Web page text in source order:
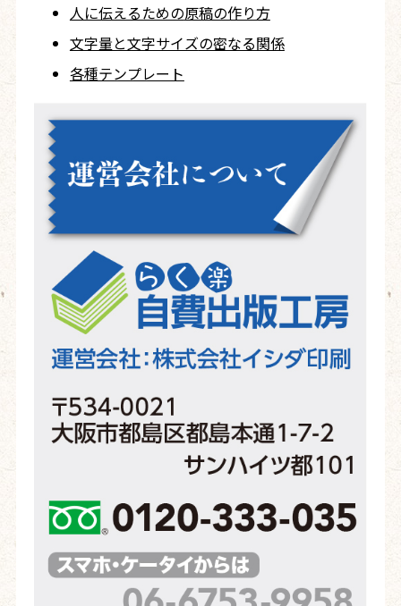
人に伝えるための原稿の作り方
文字量と文字サイズの密なる関係
各種テンプレート